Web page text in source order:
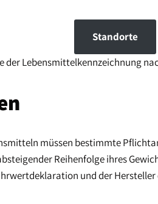
Standorte
der Lebensmittelkennzeichnung
müssen bestimmte
Reihenfolge ihres
und der